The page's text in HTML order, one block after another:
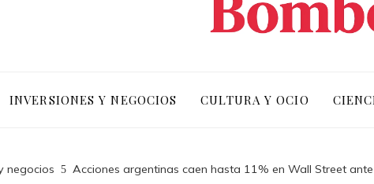
INVERSIONES Y NEGOCIOS CULTURA Y OCIO
negocios Acciones argentinas caen hasta 11% en Wall Street